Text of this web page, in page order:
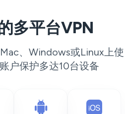
多平台VPN
、Windows或Linux上使
户保护多达10台设备